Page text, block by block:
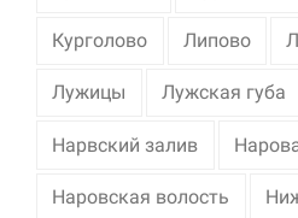
Курголово Липово
Лужицы Лужская губа
Нарвский залив
Наровская волость